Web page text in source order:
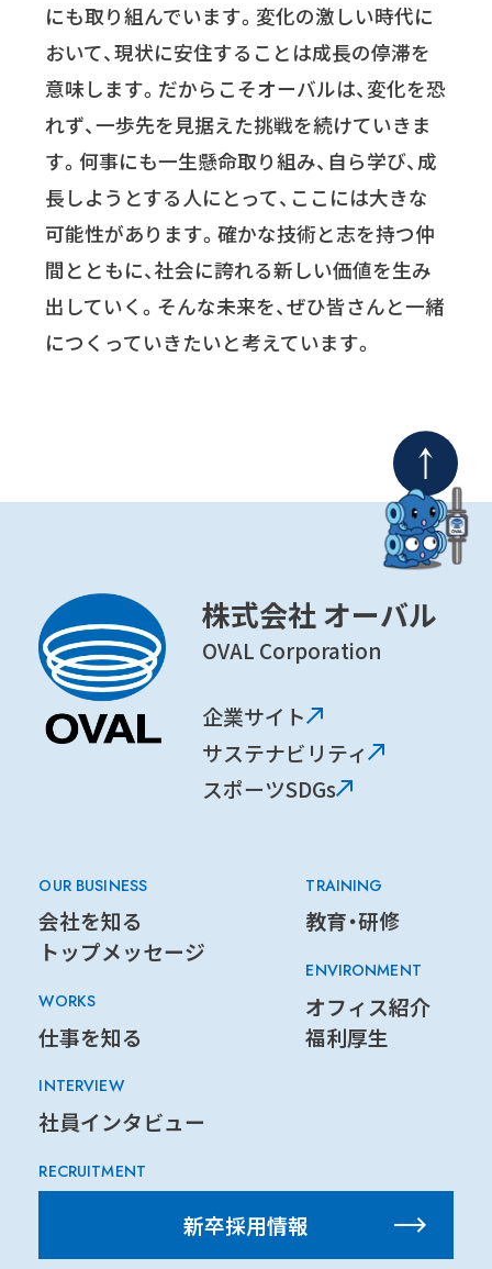
にも取り組んでいます。変化の激しい時代に
おいて、現状に安住することは成長の停滞を
意味します。だからこそオーバルは、変化を恐
れず、一歩先を見据えた挑戦を続けていきま
す。何事にも一生懸命取り組み、自ら学び、成
長しようとする人にとって、ここには大きな
可能性があります。確かな技術と志を持つ仲
間とともに、社会に誇れる新しい価値を生み
出していく。そんな未来を、ぜひ皆さんと一緒
につくっていきたいと考えています。
株式会社 オーバル
OVAL Corporation
企業サイト
サステナビリティ
スポーツSDGs
OUR BUSINESS
会社を知る
トップメッセージ
WORKS
仕事を知る
INTERVIEW
社員インタビュー
TRAINING
教育・研修
ENVIRONMENT
オフィス紹介
福利厚生
RECRUITMENT
新卒採用情報